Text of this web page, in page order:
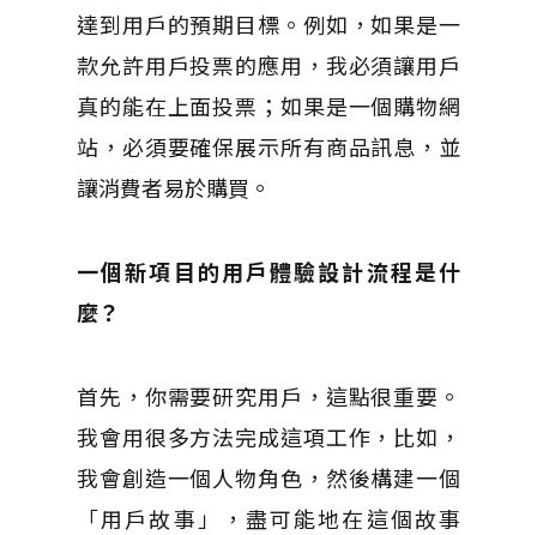
達到用戶的預期目標。 例如，如果是一
款允許用戶投票的應用，我必須讓用戶
真的能在上面投票；如果是一個購物網
站，必須要確保展示所有商品訊息，並
讓消費者易於購買。
一個新項目的用戶體驗設計流程是什
麼？
首先，你需要研究用戶，這點很重要。
我會用很多方法完成這項工作，比如，
我會創造一個人物角色，然後構建一個
「用戶故事」，盡可能地在這個故事